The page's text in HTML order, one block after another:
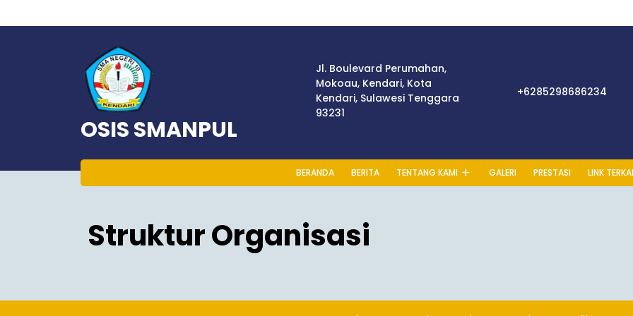
to
OSIS SMANPUL
Jl. Boulevard Perumahan,
Mokoau, Kendari, Kota
Kendari, Sulawesi Tenggara
93231
+6285298686234
BERANDA BERITA TENTANG KAMI GALERI PRESTASI LINK
Struktur Organisasi